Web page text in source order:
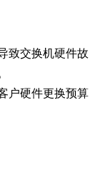
致交换机硬件故
户硬件更换预算